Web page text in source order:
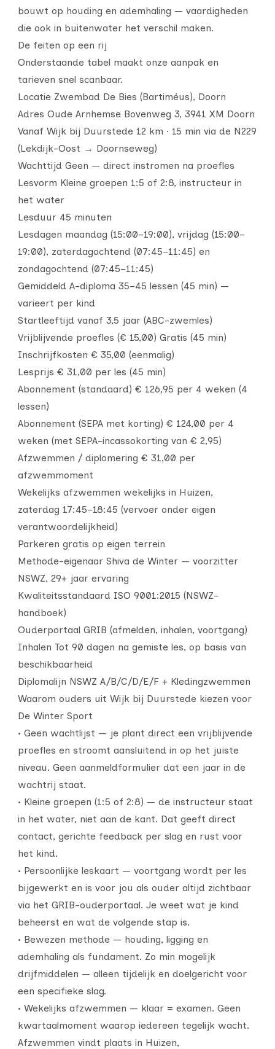
bouwt op houding en ademhaling — vaardigheden
die ook in buitenwater het verschil maken.
De feiten op een rij
Onderstaande tabel maakt onze aanpak en
tarieven snel scanbaar.
Locatie Zwembad De Bies (Bartiméus), Doorn
Adres Oude Arnhemse Bovenweg 3, 3941 XM Doorn
Vanaf Wijk bij Duurstede 12 km · 15 min via de N229
(Lekdijk-Oost → Doornseweg)
Wachttijd Geen — direct instromen na proefles
Lesvorm Kleine groepen 1:5 of 2:8, instructeur in
het water
Lesduur 45 minuten
Lesdagen maandag (15:00–19:00), vrijdag (15:00–
19:00), zaterdagochtend (07:45–11:45) en
zondagochtend (07:45–11:45)
Gemiddeld A-diploma 35–45 lessen (45 min) —
varieert per kind
Startleeftijd vanaf 3,5 jaar (ABC-zwemles)
Vrijblijvende proefles (€ 15,00) Gratis (45 min)
Inschrijfkosten € 35,00 (eenmalig)
Lesprijs € 31,00 per les (45 min)
Abonnement (standaard) € 126,95 per 4 weken (4
lessen)
Abonnement (SEPA met korting) € 124,00 per 4
weken (met SEPA-incassokorting van € 2,95)
Afzwemmen / diplomering € 31,00 per
afzwemmoment
Wekelijks afzwemmen wekelijks in Huizen,
zaterdag 17:45–18:45 (vervoer onder eigen
verantwoordelijkheid)
Parkeren gratis op eigen terrein
Methode-eigenaar Shiva de Winter — voorzitter
NSWZ, 29+ jaar ervaring
Kwaliteitsstandaard ISO 9001:2015 (NSWZ-
handboek)
Ouderportaal GRIB (afmelden, inhalen, voortgang)
Inhalen Tot 90 dagen na gemiste les, op basis van
beschikbaarheid
Diplomalijn NSWZ A/B/C/D/E/F + Kledingzwemmen
Waarom ouders uit Wijk bij Duurstede kiezen voor
De Winter Sport
• Geen wachtlijst — je plant direct een vrijblijvende
proefles en stroomt aansluitend in op het juiste
niveau. Geen aanmeldformulier dat een jaar in de
wachtrij staat.
• Kleine groepen (1:5 of 2:8) — de instructeur staat
in het water, niet aan de kant. Dat geeft direct
contact, gerichte feedback per slag en rust voor
het kind.
• Persoonlijke leskaart — voortgang wordt per les
bijgewerkt en is voor jou als ouder altijd zichtbaar
via het GRIB-ouderportaal. Je weet wat je kind
beheerst en wat de volgende stap is.
• Bewezen methode — houding, ligging en
ademhaling als fundament. Zo min mogelijk
drijfmiddelen — alleen tijdelijk en doelgericht voor
een specifieke slag.
• Wekelijks afzwemmen — klaar = examen. Geen
kwartaalmoment waarop iedereen tegelijk wacht.
Afzwemmen vindt plaats in Huizen,